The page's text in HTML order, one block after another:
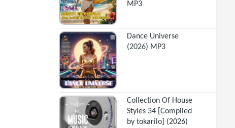
MP3
Dance Universe
(2026) MP3
Collection Of House
Styles 34 [Compiled
by tokarilo] (2026)